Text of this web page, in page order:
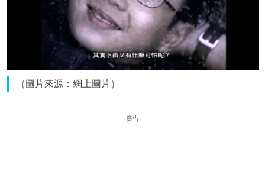
（圖片來源：網上圖片）
廣告